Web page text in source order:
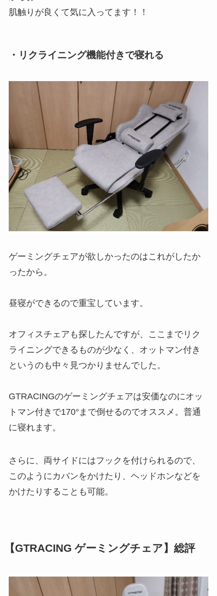
肌触りが良くて気に入ってます！！
・リクライニング機能付きで寝れる
ゲーミングチェアが欲しかったのはこれがしたか
ったから。
昼寝ができるので重宝しています。
オフィスチェアも探したんですが、ここまでリク
ライニングできるものが少なく、オットマン付き
というのも中々見つかりませんでした。
GTRACINGのゲーミングチェアは安価なのにオッ
トマン付きで170°まで倒せるのでオススメ。普通
に寝れます。
さらに、両サイドにはフックを付けられるので、
このようにカバンをかけたり、ヘッドホンなどを
かけたりすることも可能。
【GTRACING ゲーミングチェア】総評